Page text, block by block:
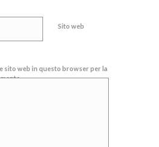
Sito web
sito web in questo browser per la